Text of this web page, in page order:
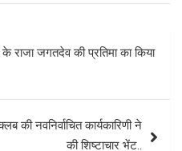
राजा जगतदेव की प्रतिमा का किया
की नवनिर्वाचित कार्यकारिणी ने
की शिष्टाचार भेंट..